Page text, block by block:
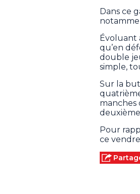
Dans ce
Évoluant
qu’en
double
simple,
Sur la
manches
Pour
ce